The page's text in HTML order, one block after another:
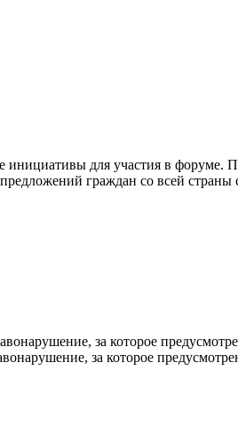
для участия в форуме.
граждан со всей
за которое
за которое